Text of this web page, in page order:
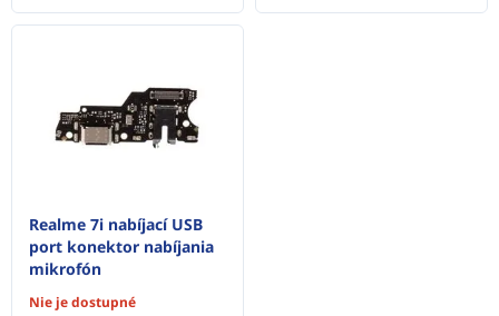
Realme 7i nabíjací USB
port konektor nabíjania
mikrofón
Nie je dostupné